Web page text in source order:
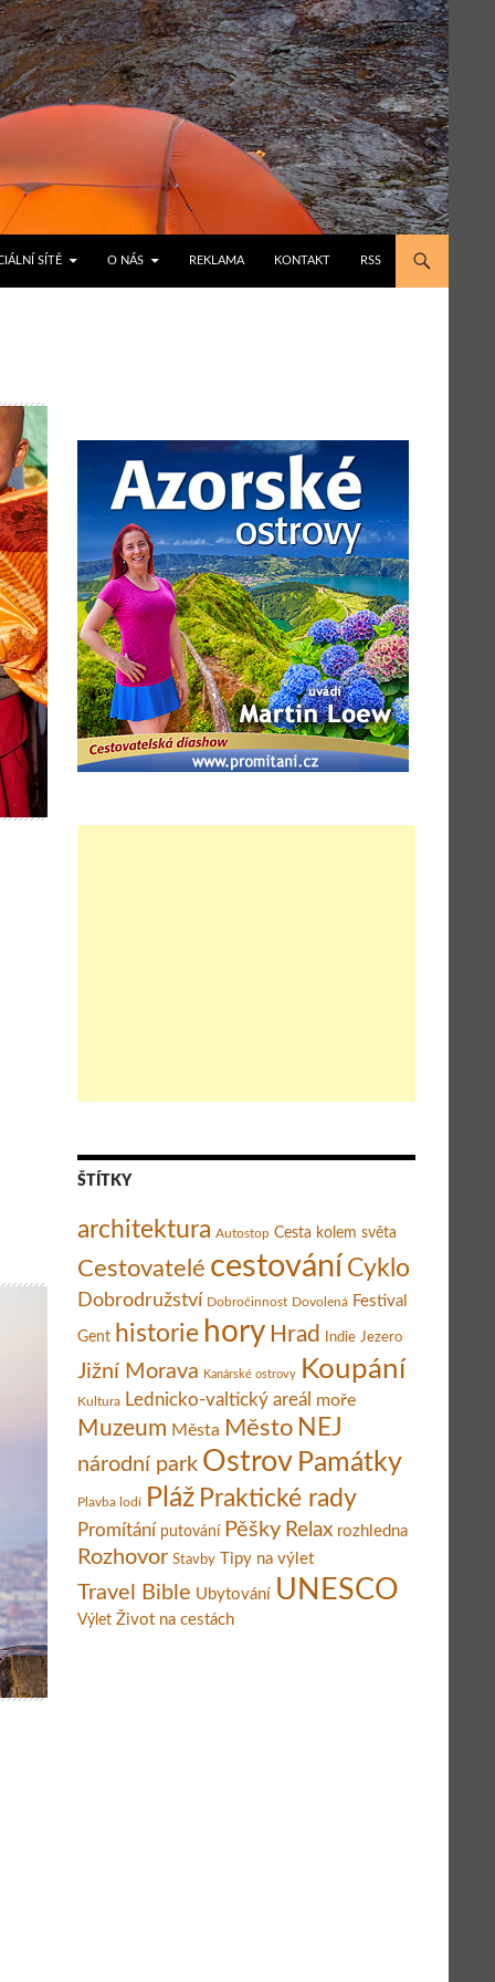
SÍTĚ O NÁS REKLAMA KONTAKT RSS
– benefiční výstava dokumentující život buddhistických
ŠTÍTKY
architektura Autostop Cesta kolem světa
Cestovatelé cestování Cyklo
Dobrodružství Dobročinnost Dovolená Festival
Gent historie hory Hrad Indie Jezero
Jižní Morava Kanárské ostrovy Koupání
Kultura Lednicko-valtický areál moře
Muzeum Města Město NEJ
národní park Ostrov Památky
Plavba lodí Pláž Praktické rady
Promítání putování Pěšky Relax rozhledna
Rozhovor Stavby Tipy na výlet
Travel Bible Ubytování UNESCO
Výlet Život na cestách